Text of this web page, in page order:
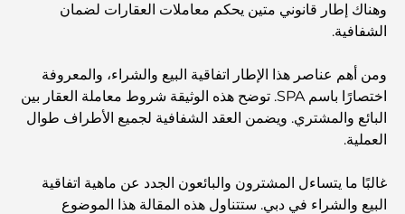
وهناك إطار قانوني متين يحكم معاملات العقارات لضمان
الشفافية.
ومن أهم عناصر هذا الإطار اتفاقية البيع والشراء، والمعروفة
اختصارًا باسم SPA. توضح هذه الوثيقة شروط معاملة العقار بين
البائع والمشتري. ويضمن العقد الشفافية لجميع الأطراف طوال
العملية.
غالبًا ما يتساءل المشترون والبائعون الجدد عن ماهية اتفاقية
البيع والشراء في دبي. ستتناول هذه المقالة هذا الموضوع